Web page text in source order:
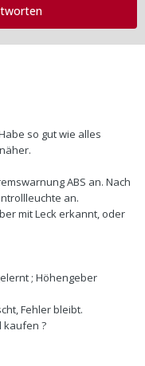
so gut wie alles
ABS an. Nach
an.
mit Leck erkannt, oder
; Höhengeber
Fehler bleibt.
kaufen ?